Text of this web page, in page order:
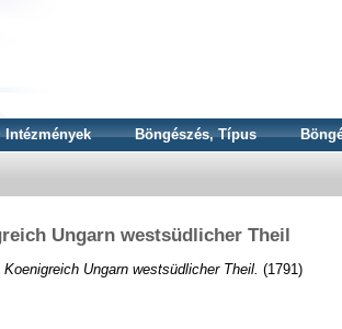
Intézmények Böngészés, Típus
Ungarn westsüdlicher Theil
Koenigreich Ungarn westsüdlicher Theil. (1791)